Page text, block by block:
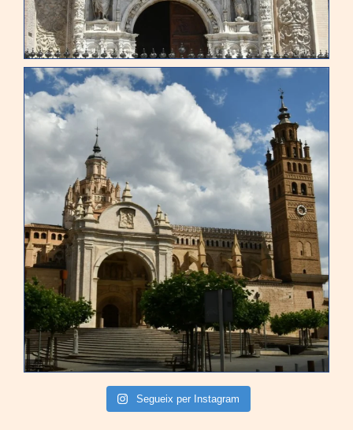
Segueix per Instagram